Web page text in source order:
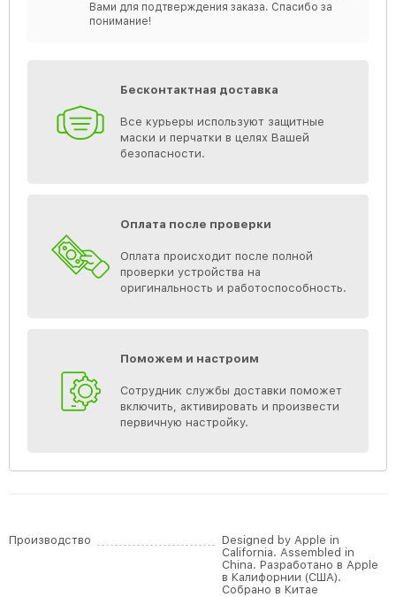
Вами для подтверждения заказа. Спасибо за
понимание!
Бесконтактная доставка
Все курьеры используют защитные
маски и перчатки в целях Вашей
безопасности.
Оплата после проверки
Оплата происходит после полной
проверки устройства на
оригинальность и работоспособность.
Поможем и настроим
Сотрудник службы доставки поможет
включить, активировать и произвести
первичную настройку.
Производство
Designed by Apple in
California. Assembled in
China. Разработано в Apple
в Калифорнии (США).
Собрано в Китае